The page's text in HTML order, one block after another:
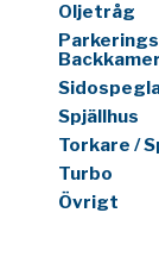
Oljetråg
Spjällhus
Torkare /
Turbo
Övrigt